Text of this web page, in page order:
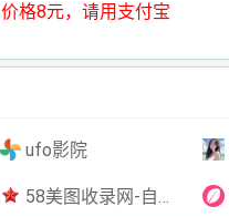
价格8元，请用支付宝
ufo影院
58美图收录网-自动收录网站-流量交换-自动链